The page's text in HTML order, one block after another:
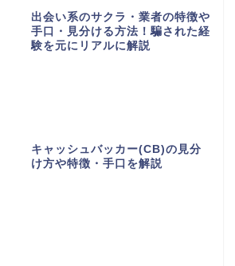
出会い系のサクラ・業者の特徴や
手口・見分ける方法！騙された経
験を元にリアルに解説
キャッシュバッカー(CB)の見分
け方や特徴・手口を解説